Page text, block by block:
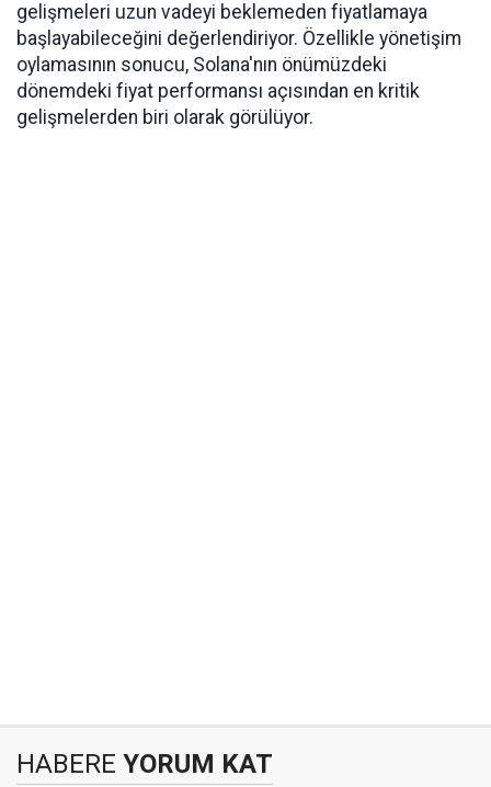
gelişmeleri uzun vadeyi beklemeden fiyatlamaya
başlayabileceğini değerlendiriyor. Özellikle yönetişim
oylamasının sonucu, Solana'nın önümüzdeki
dönemdeki fiyat performansı açısından en kritik
gelişmelerden biri olarak görülüyor.
HABERE YORUM KAT